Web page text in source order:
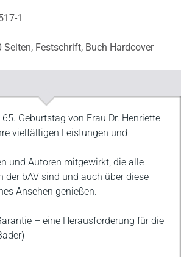
1
Seiten, Festschrift, Buch Hardcover
Geburtstag von Frau Dr. Henriette
vielfältigen Leistungen und
und Autoren mitgewirkt, die alle
der bAV sind und auch über diese
Ansehen genießen.
– eine Herausforderung für die